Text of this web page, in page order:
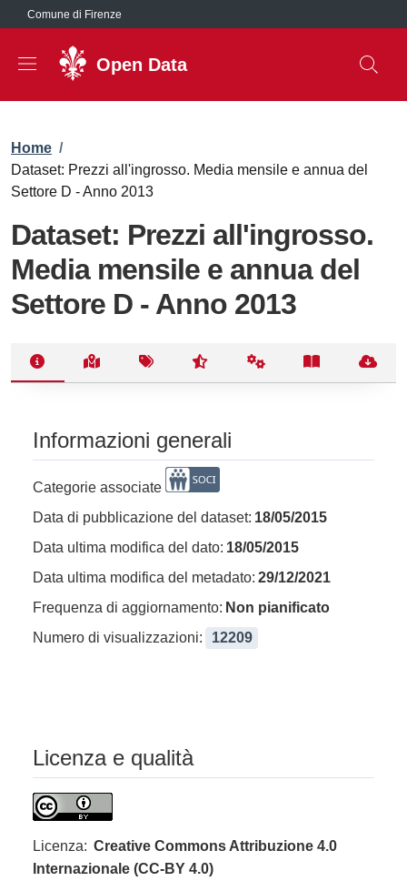
Salta al contenuto principale
Comune di Firenze
Open Data
Briciole di pane
Home /
Dataset: Prezzi all'ingrosso. Media mensile e annua del
Settore D - Anno 2013
Dataset: Prezzi all'ingrosso.
Media mensile e annua del
Settore D - Anno 2013
Informazioni generali
Categorie associate
Data di pubblicazione del dataset: 18/05/2015
Data ultima modifica del dato: 18/05/2015
Data ultima modifica del metadato: 29/12/2021
Frequenza di aggiornamento: Non pianificato
Numero di visualizzazioni:
12209
Licenza e qualità
Licenza: Creative Commons Attribuzione 4.0
Internazionale (CC-BY 4.0)